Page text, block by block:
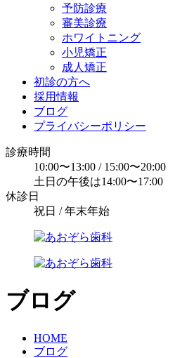
予防診療
審美診療
ホワイトニング
小児矯正
成人矯正
初診の方へ
採用情報
ブログ
プライバシーポリシー
診療時間
10:00〜13:00 / 15:00〜20:00
土日の午後は14:00〜17:00
休診日
祝日 / 年末年始
ブログ
HOME
ブログ